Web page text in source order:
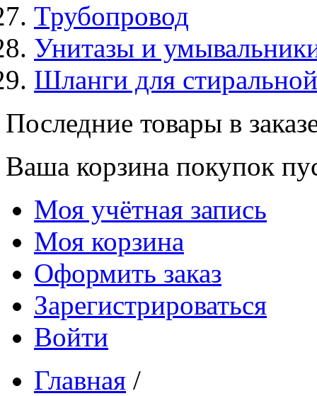
Трубопровод
Унитазы и
Шланги для
Последние товары в
Ваша корзина покупок
Моя учётная запись
Моя корзина
Оформить заказ
Зарегистрироваться
Войти
Главная /